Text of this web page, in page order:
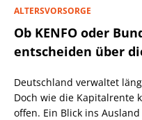
ALTERSVORSORGE
Ob KENFO oder
entscheiden über
Deutschland verwaltet
Doch wie die Kapitalrente
offen. Ein Blick ins